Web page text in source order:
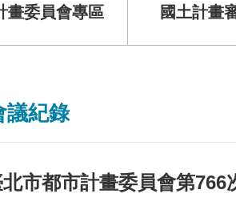
畫委員會專區 國土計畫
議紀錄
市都市計畫委員會第766